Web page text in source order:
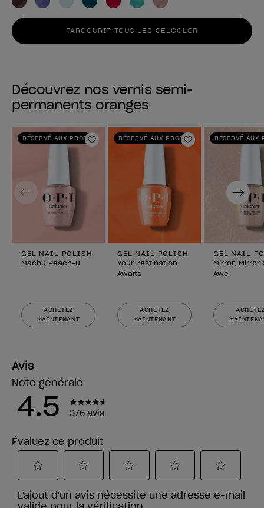
PARCOURIR TOUS LES GELCOLOR
Découvrez nos vernis semi-
permanents oranges
RÉSERVÉ AUX PROS
Ajouter aux favoris
GEL NAIL POLISH
Machu Peach-u
ACHETEZ
MAINTENANT
RÉSERVÉ AUX PROS
Ajouter aux
GEL NAIL POLISH
Your Zestination
Awaits
ACHETEZ
MAINTENANT
RÉSERVÉ AUX
GEL NAIL
Mirror, Mirror
Awe
Previous Next